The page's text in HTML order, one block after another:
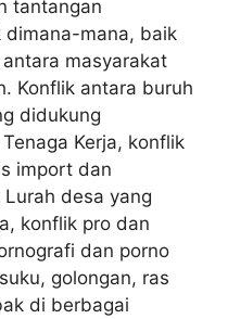
tantangan
mana, baik
masyarakat
Konflik antara buruh
didukung
Kerja, konflik
import dan
desa yang
konflik pro dan
dan porno
golongan, ras
di berbagai